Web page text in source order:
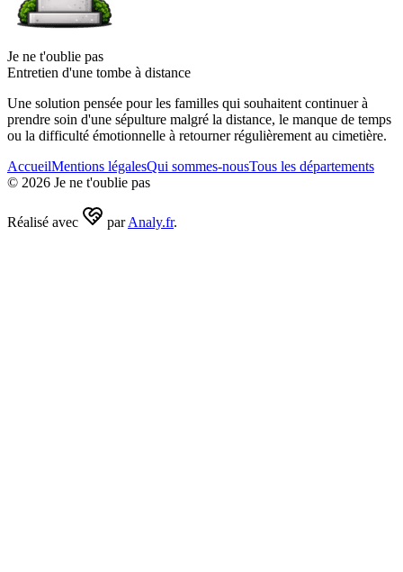
Je ne t'oublie pas
Entretien d'une tombe à distance
Une solution pensée pour les familles qui souhaitent continuer à
prendre soin d'une sépulture malgré la distance, le manque de temps
ou la difficulté émotionnelle à retourner régulièrement au cimetière.
AccueilMentions légalesQui sommes-nousTous les départements
© 2026 Je ne t'oublie pas
Réalisé avec par Analy.fr.